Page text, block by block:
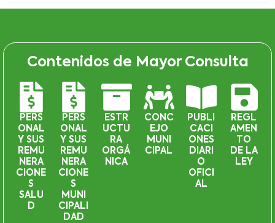
Contenidos de Mayor Consulta
PERS
ONAL
Y SUS
REMU
NERA
CIONE
S
SALU
D
PERS
ONAL
Y SUS
REMU
NERA
CIONE
S
MUNI
CIPALI
DAD
ESTR
UCTU
RA
ORGÁ
NICA
CONC
EJO
MUNI
CIPAL
PUBLI
CACI
ONES
DIARI
O
OFICI
AL
REGL
AMEN
TO
DE LA
LEY